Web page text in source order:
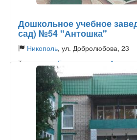
Дошкольное учебное
сад) №54 "Антошка"
Никополь, ул. Добролюбова, 23
Тип садика:Государственный